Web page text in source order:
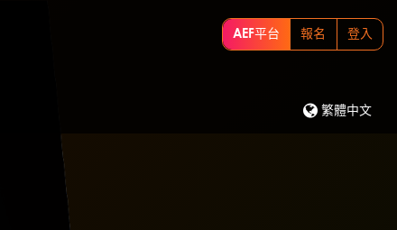
AEF平台 報名 登入
繁體中文